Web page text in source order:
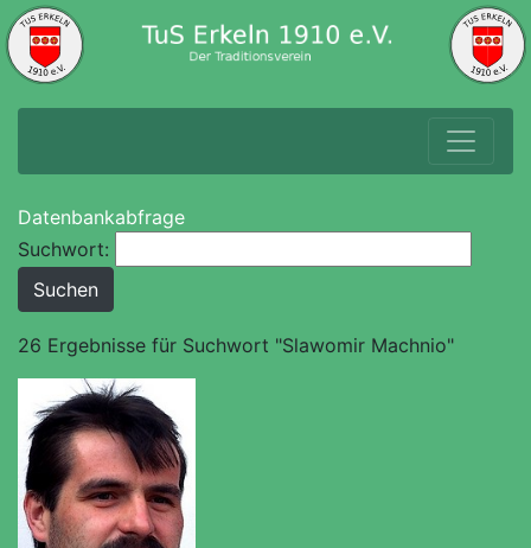
Datenbankabfrage
Suchwort:
26 Ergebnisse für Suchwort "Slawomir Machnio"